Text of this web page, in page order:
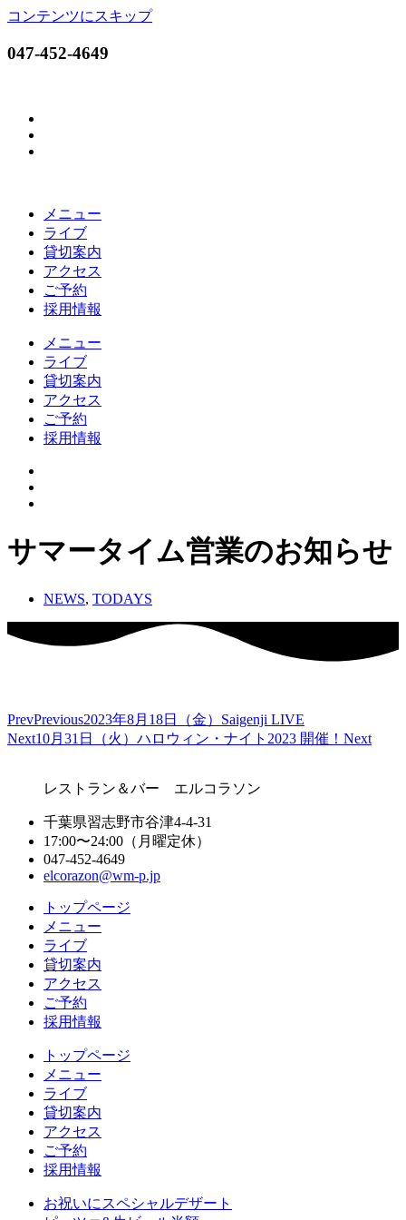
コンテンツにスキップ
047-452-4649
メニュー
ライブ
貸切案内
アクセス
ご予約
採用情報
メニュー
ライブ
貸切案内
アクセス
ご予約
採用情報
サマータイム営業のお知らせ
NEWS, TODAYS
PrevPrevious2023年8月18日（金）Saigenji LIVE
Next10月31日（火）ハロウィン・ナイト2023 開催！ Next
レストラン＆バー エルコラソン
千葉県習志野市谷津4-4-31
17:00〜24:00（月曜定休）
047-452-4649
elcorazon@wm-p.jp
トップページ
メニュー
ライブ
貸切案内
アクセス
ご予約
採用情報
トップページ
メニュー
ライブ
貸切案内
アクセス
ご予約
採用情報
お祝いにスペシャルデザート